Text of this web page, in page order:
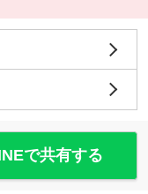
で共有する